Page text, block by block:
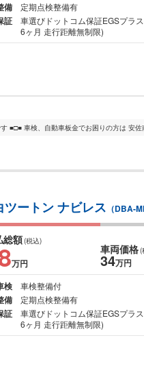
備 定期点検整備有
証
車選びドットコム保証EGSプラ
6ヶ月 走行距離無制限)
ートン ナビレス （DBA-
総額(税込)
万円
車両価格(
34万円
検
車検整備付
備 定期点検整備有
証
車選びドットコム保証EGSプラ
6ヶ月 走行距離無制限)